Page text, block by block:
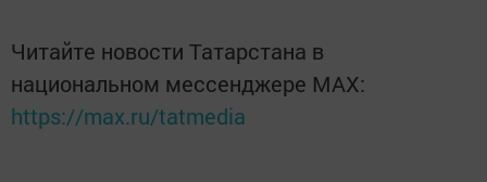
Читайте новости Татарстана в
национальном мессенджере MАХ:
https://max.ru/tatmedia